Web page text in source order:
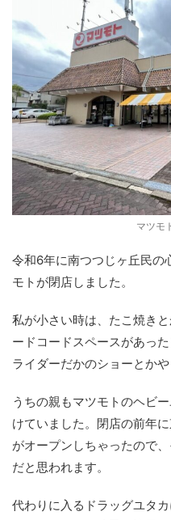
マツモ
令和6年に南つつじヶ丘民の
モトが閉店しました。
私が小さい時は、たこ焼き
ードコードスペースがあっ
ライダーだかのショーとか
うちの親もマツモトのヘビ
けていました。閉店の前年
がオープンしちゃったので
だと思われます。
代わりに入るドラッグユタ